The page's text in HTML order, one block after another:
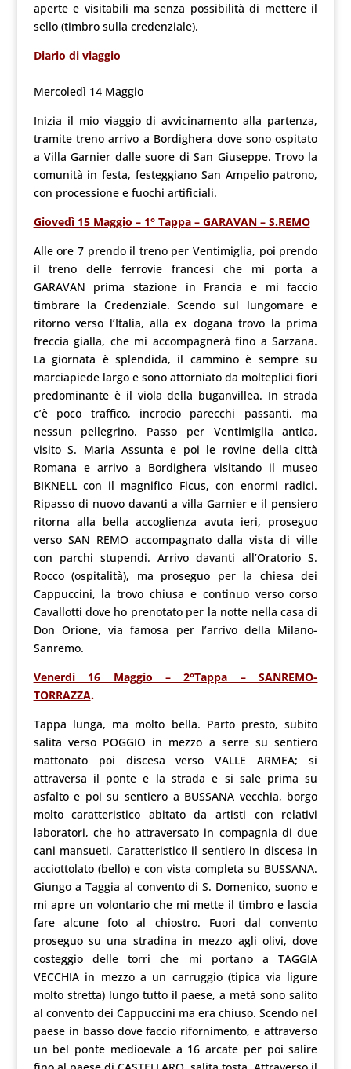
aperte e visitabili ma senza possibilità di mettere il
sello (timbro sulla credenziale).
Diario di viaggio
Mercoledì 14 Maggio
Inizia il mio viaggio di avvicinamento alla partenza,
tramite treno arrivo a Bordighera dove sono ospitato
a Villa Garnier dalle suore di San Giuseppe. Trovo la
comunità in festa, festeggiano San Ampelio patrono,
con processione e fuochi artificiali.
Giovedì 15 Maggio – 1° Tappa – GARAVAN – S.REMO
Alle ore 7 prendo il treno per Ventimiglia, poi prendo
il treno delle ferrovie francesi che mi porta a
GARAVAN prima stazione in Francia e mi faccio
timbrare la Credenziale. Scendo sul lungomare e
ritorno verso l’Italia, alla ex dogana trovo la prima
freccia gialla, che mi accompagnerà fino a Sarzana.
La giornata è splendida, il cammino è sempre su
marciapiede largo e sono attorniato da molteplici fiori
predominante è il viola della buganvillea. In strada
c’è poco traffico, incrocio parecchi passanti, ma
nessun pellegrino. Passo per Ventimiglia antica,
visito S. Maria Assunta e poi le rovine della città
Romana e arrivo a Bordighera visitando il museo
BIKNELL con il magnifico Ficus, con enormi radici.
Ripasso di nuovo davanti a villa Garnier e il pensiero
ritorna alla bella accoglienza avuta ieri, proseguo
verso SAN REMO accompagnato dalla vista di ville
con parchi stupendi. Arrivo davanti all’Oratorio S.
Rocco (ospitalità), ma proseguo per la chiesa dei
Cappuccini, la trovo chiusa e continuo verso corso
Cavallotti dove ho prenotato per la notte nella casa di
Don Orione, via famosa per l’arrivo della Milano-
Sanremo.
Venerdì 16 Maggio – 2°Tappa – SANREMO-
TORRAZZA.
Tappa lunga, ma molto bella. Parto presto, subito
salita verso POGGIO in mezzo a serre su sentiero
mattonato poi discesa verso VALLE ARMEA; si
attraversa il ponte e la strada e si sale prima su
asfalto e poi su sentiero a BUSSANA vecchia, borgo
molto caratteristico abitato da artisti con relativi
laboratori, che ho attraversato in compagnia di due
cani mansueti. Caratteristico il sentiero in discesa in
acciottolato (bello) e con vista completa su BUSSANA.
Giungo a Taggia al convento di S. Domenico, suono e
mi apre un volontario che mi mette il timbro e lascia
fare alcune foto al chiostro. Fuori dal convento
proseguo su una stradina in mezzo agli olivi, dove
costeggio delle torri che mi portano a TAGGIA
VECCHIA in mezzo a un carruggio (tipica via ligure
molto stretta) lungo tutto il paese, a metà sono salito
al convento dei Cappuccini ma era chiuso. Scendo nel
paese in basso dove faccio rifornimento, e attraverso
un bel ponte medioevale a 16 arcate per poi salire